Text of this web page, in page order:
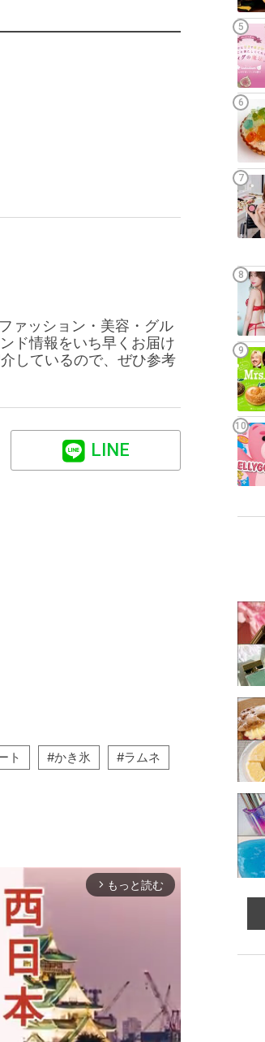
ァッション・美容・グル
ド情報をいち早くお届け
しているので、ぜひ参考
LINE
ト かき氷 ラムネ
arrow_forward_ios もっと読む